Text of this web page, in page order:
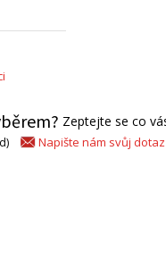
Zeptejte se co
Napište nám svůj dotaz